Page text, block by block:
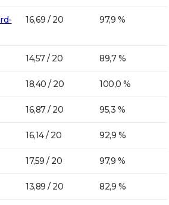
16,69 / 20 97,9 %
14,57 / 20 89,7 %
18,40 / 20 100,0 %
16,87 / 20 95,3 %
16,14 / 20 92,9 %
17,59 / 20 97,9 %
13,89 / 20 82,9 %